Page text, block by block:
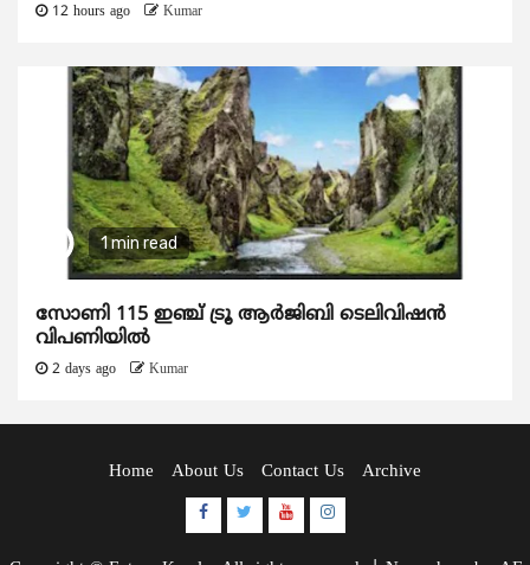
12 hours ago Kumar
1 min read
സോണി 115 ഇഞ്ച് ട്രൂ ആർജിബി ടെലിവിഷൻ
വിപണിയിൽ
2 days ago Kumar
Home About Us Contact Us Archive
Facebook
TwitterYoutubeInstagram